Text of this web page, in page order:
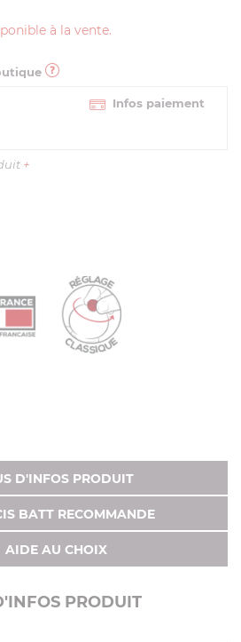
à la vente.
Infos paiement
+
D'INFOS PRODUIT
BATT RECOMMANDE
AIDE AU CHOIX
PRODUIT